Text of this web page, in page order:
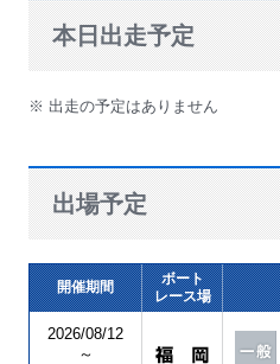
本日出走予定
※ 出走の予定はありません
出場予定
開催期間
ボート
レース場
2026/08/12
～